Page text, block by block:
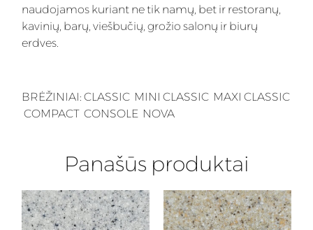
naudojamos kuriant ne tik namų, bet ir restoranų,
kavinių, barų, viešbučių, grožio salonų ir biurų
erdves.
BRĖŽINIAI: CLASSIC MINI CLASSIC MAXI CLASSIC
COMPACT CONSOLE NOVA
Panašūs produktai